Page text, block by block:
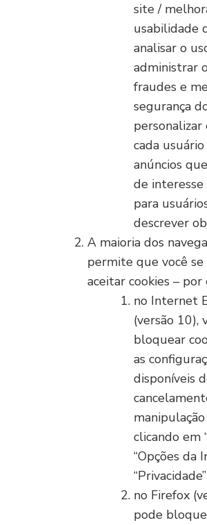
site /
usabilidade
analisar o
administrar
fraudes e
segurança
cada
anúncios
de
para
descrever
A maioria dos
permite que você se
aceitar cookies –
no Internet
(versão 10),
bloquear
as
disponíveis
clicando em
“Opções da
no Firefox
pode